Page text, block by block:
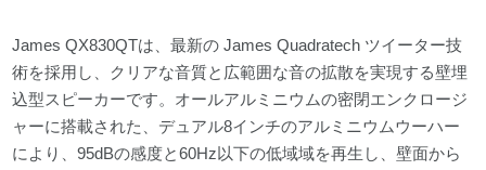
James QX830QTは、最新の James Quadratech ツイーター技
術を採用し、クリアな音質と広範囲な音の拡散を実現する壁埋
込型スピーカーです。オールアルミニウムの密閉エンクロージ
ャーに搭載された、デュアル8インチのアルミニウムウーハー
により、95dBの感度と60Hz以下の低域域を再生し、壁面から